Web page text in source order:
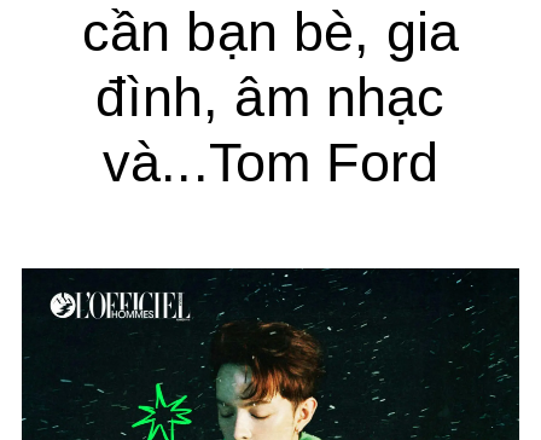
cần bạn bè, gia
đình, âm nhạc
và...Tom Ford